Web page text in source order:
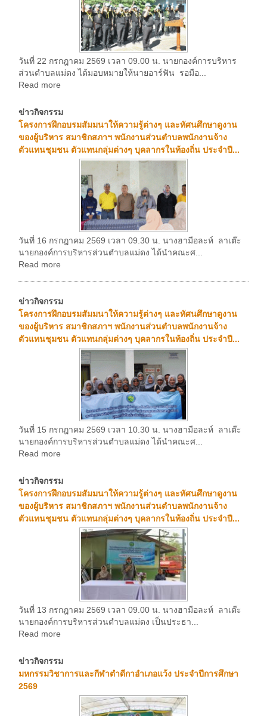
วันที่ 22 กรกฎาคม 2569 เวลา 09.00 น. นายกองค์การบริหาร
ส่วนตำบลแม่ดง ได้มอบหมายให้นายอาร์ฟัน รอมือ...
Read more
ข่าวกิจกรรม
โครงการฝึกอบรมสัมมนาให้ความรู้ต่างๆ และทัศนศึกษาดูงาน
ของผู้บริหาร สมาชิกสภาฯ พนักงานส่วนตำบลพนักงานจ้าง
ตัวแทนชุมชน ตัวแทนกลุ่มต่างๆ บุคลากรในท้องถิ่น ประจำปี...
วันที่ 16 กรกฎาคม 2569 เวลา 09.30 น. นางฮามือละห์ ลาเต๊ะ
นายกองค์การบริหารส่วนตำบลแม่ดง ได้นำคณะศ...
Read more
ข่าวกิจกรรม
โครงการฝึกอบรมสัมมนาให้ความรู้ต่างๆ และทัศนศึกษาดูงาน
ของผู้บริหาร สมาชิกสภาฯ พนักงานส่วนตำบลพนักงานจ้าง
ตัวแทนชุมชน ตัวแทนกลุ่มต่างๆ บุคลากรในท้องถิ่น ประจำปี...
วันที่ 15 กรกฎาคม 2569 เวลา 10.30 น. นางฮามือละห์ ลาเต๊ะ
นายกองค์การบริหารส่วนตำบลแม่ดง ได้นำคณะศ...
Read more
ข่าวกิจกรรม
โครงการฝึกอบรมสัมมนาให้ความรู้ต่างๆ และทัศนศึกษาดูงาน
ของผู้บริหาร สมาชิกสภาฯ พนักงานส่วนตำบลพนักงานจ้าง
ตัวแทนชุมชน ตัวแทนกลุ่มต่างๆ บุคลากรในท้องถิ่น ประจำปี...
วันที่ 13 กรกฎาคม 2569 เวลา 09.00 น. นางฮามือละห์ ลาเต๊ะ
นายกองค์การบริหารส่วนตำบลแม่ดง เป็นประธา...
Read more
ข่าวกิจกรรม
มหกรรมวิชาการและกีฬาตำดีกาอำเภอแว้ง ประจำปีการศึกษา
2569